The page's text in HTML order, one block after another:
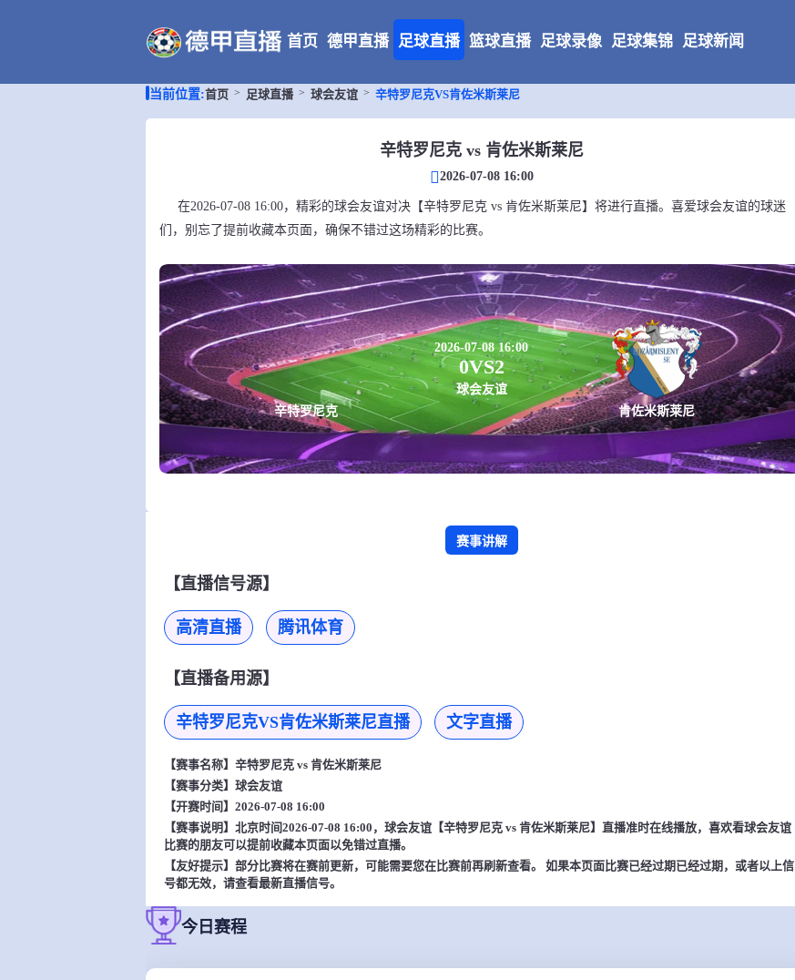
首页 德甲直播 足球直播 篮球直播 足球录像 足球集锦 足球新闻
当前位置:首页 足球直播 球会友谊 辛特罗尼克VS肯佐米斯莱尼
辛特罗尼克 vs 肯佐米斯莱尼
2026-07-08 16:00
在2026-07-08 16:00，精彩的球会友谊对决【辛特罗尼克 vs 肯佐米斯莱尼】将进行直播。喜爱球会友谊的球迷
们，别忘了提前收藏本页面，确保不错过这场精彩的比赛。
辛特罗尼克
2026-07-08 16:00
0VS2
球会友谊
肯佐米斯莱尼
赛事讲解
【直播信号源】
高清直播 腾讯体育
【直播备用源】
辛特罗尼克VS肯佐米斯莱尼直播 文字直播
【赛事名称】 辛特罗尼克 vs 肯佐米斯莱尼
【赛事分类】 球会友谊
【开赛时间】2026-07-08 16:00
【赛事说明】北京时间2026-07-08 16:00，球会友谊【辛特罗尼克 vs 肯佐米斯莱尼】直播准时在线播放，喜欢看球会友谊
比赛的朋友可以提前收藏本页面以免错过直播。
【友好提示】部分比赛将在赛前更新，可能需要您在比赛前再刷新查看。 如果本页面比赛已经过期已经过期，或者以上信
号都无效，请查看最新直播信号。
今日赛程